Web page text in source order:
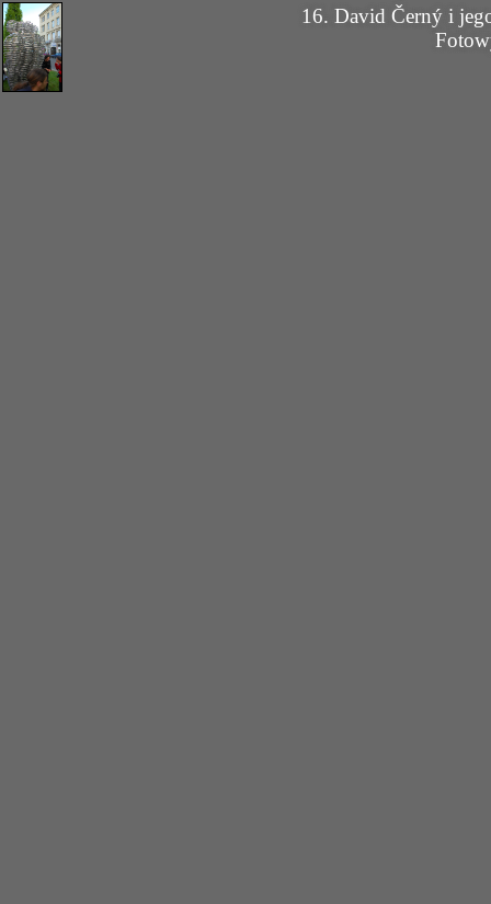
16. David Černý i